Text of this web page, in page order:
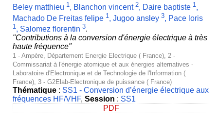
Beley matthieu 1, Blanchon vincent 2, Daire baptiste 1,
Machado De Freitas felipe 1, Jugoo ansley 3, Pace loris
1, Salomez florentin 3.
"Contributions à la conversion d'énergie électrique à très
haute fréquence"
1 - Ampère, Département Energie Electrique ( France), 2 -
Commissariat à l'énergie atomique et aux énergies alternatives -
Laboratoire d'Electronique et de Technologie de l'Information (
France), 3 - G2Elab-Electronique de puissance ( France)
Thématique: SS1 - Conversion d’énergie électrique aux
fréquences HF/VHF, Session : SS1
PDF